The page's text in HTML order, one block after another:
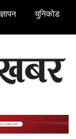
युनिकोड